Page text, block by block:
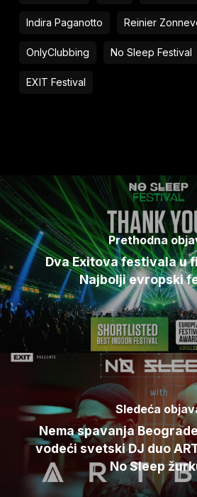
Indira Paganotto Reinier
OnlyClubbing No Sleep Festival
EXIT Festival
Prethodna
Dva Exitova festivala u
Najbolji evropski
Sledeća
Nema spavanja
vodeći svetski DJ duo
No Sleep